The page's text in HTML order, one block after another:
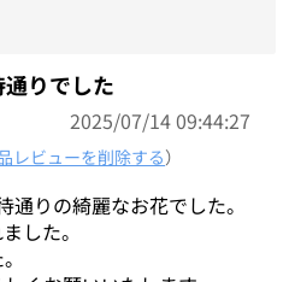
りでした
2025/07/14 09:44:27
レビューを削除する）
りの綺麗なお花でした。
した。